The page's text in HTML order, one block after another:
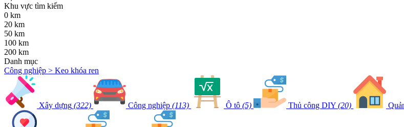
Khu vực tìm kiếm
0 km
20 km
50 km
100 km
200 km
Danh mục
Công nghiệp > Keo khóa ren
Xây dựng (322) Công nghiệp (113) Ô tô (5) Thủ công DIY (20)